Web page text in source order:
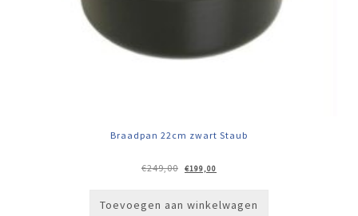
Braadpan 22cm zwart Staub
€249,00
Oorspronkelijke
prijs
€199,00
prijs
Toevoegen aan winkelwagen